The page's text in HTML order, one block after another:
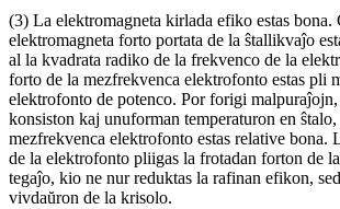
(3) La elektromagneta kirlada efiko estas bona.
elektromagneta forto portata de la ŝtallikvaĵo
al la kvadrata radiko de la frekvenco de la
forto de la mezfrekvenca elektrofonto estas pli
elektrofonto de potenco. Por forigi
konsiston kaj unuforman temperaturon en
mezfrekvenca elektrofonto estas relative bona.
de la elektrofonto pliigas la frotadan forton de
tegaĵo, kio ne nur reduktas la rafinan efikon,
vivdaŭron de la krisolo.